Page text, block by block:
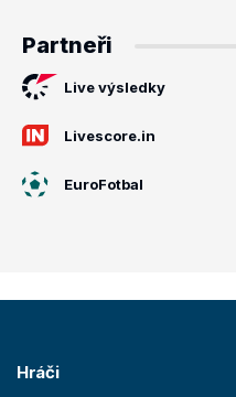
Partneři
Live výsledky
Livescore.in
EuroFotbal
Hráči